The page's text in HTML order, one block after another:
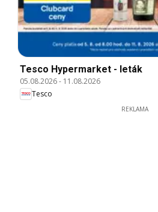
Tesco Hypermarket - leták
05.08.2026- 11.08.2026
Tesco
REKLAMA